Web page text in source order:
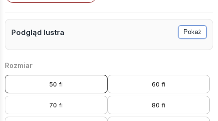
Podgląd lustra Pokaż
Rozmiar
50 fi 60 fi
70 fi 80 fi